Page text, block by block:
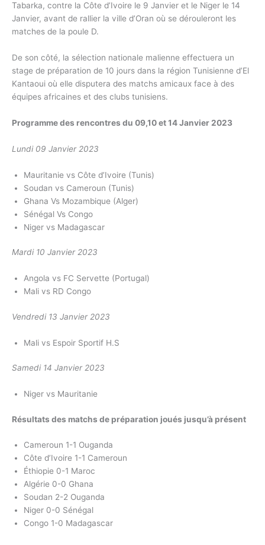
Tabarka, contre la Côte d’Ivoire le 9 Janvier et le Niger le 14
Janvier, avant de rallier la ville d’Oran où se dérouleront les
matches de la poule D.
De son côté, la sélection nationale malienne effectuera un
stage de préparation de 10 jours dans la région Tunisienne d’El
Kantaoui où elle disputera des matchs amicaux face à des
équipes africaines et des clubs tunisiens.
Programme des rencontres du 09,10 et 14 Janvier 2023
Lundi 09 Janvier 2023
Mauritanie vs Côte d’Ivoire (Tunis)
Soudan vs Cameroun (Tunis)
Ghana Vs Mozambique (Alger)
Sénégal Vs Congo
Niger vs Madagascar
Mardi 10 Janvier 2023
Angola vs FC Servette (Portugal)
Mali vs RD Congo
Vendredi 13 Janvier 2023
Mali vs Espoir Sportif H.S
Samedi 14 Janvier 2023
Niger vs Mauritanie
Résultats des matchs de préparation joués jusqu’à présent
Cameroun 1-1 Ouganda
Côte d’Ivoire 1-1 Cameroun
Éthiopie 0-1 Maroc
Algérie 0-0 Ghana
Soudan 2-2 Ouganda
Niger 0-0 Sénégal
Congo 1-0 Madagascar